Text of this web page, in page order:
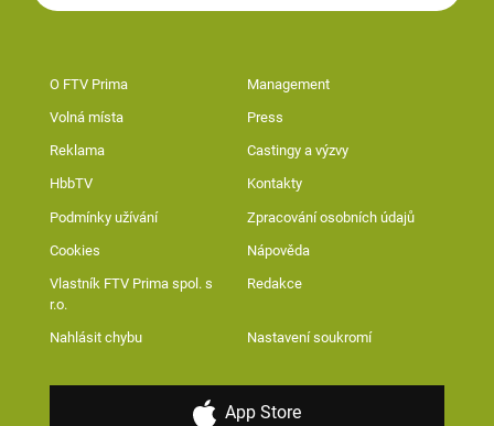
O FTV Prima Management
Volná místa Press
Reklama Castingy a výzvy
HbbTV Kontakty
Podmínky užívání Zpracování osobních údajů
Cookies Nápověda
Vlastník FTV Prima spol. s
r.o.
Redakce
Nahlásit chybu Nastavení soukromí
App Store